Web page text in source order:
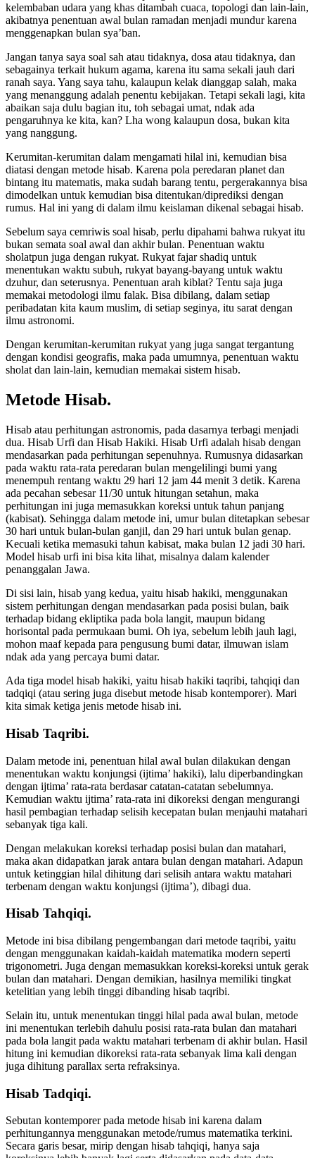
kelembaban udara yang khas ditambah cuaca, topologi dan lain-lain,
akibatnya penentuan awal bulan ramadan menjadi mundur karena
menggenapkan bulan sya’ban.
Jangan tanya saya soal sah atau tidaknya, dosa atau tidaknya, dan
sebagainya terkait hukum agama, karena itu sama sekali jauh dari
ranah saya. Yang saya tahu, kalaupun kelak dianggap salah, maka
yang menanggung adalah penentu kebijakan. Tetapi sekali lagi, kita
abaikan saja dulu bagian itu, toh sebagai umat, ndak ada
pengaruhnya ke kita, kan? Lha wong kalaupun dosa, bukan kita
yang nanggung.
Kerumitan-kerumitan dalam mengamati hilal ini, kemudian bisa
diatasi dengan metode hisab. Karena pola peredaran planet dan
bintang itu matematis, maka sudah barang tentu, pergerakannya bisa
dimodelkan untuk kemudian bisa ditentukan/diprediksi dengan
rumus. Hal ini yang di dalam ilmu keislaman dikenal sebagai hisab.
Sebelum saya cemriwis soal hisab, perlu dipahami bahwa rukyat itu
bukan semata soal awal dan akhir bulan. Penentuan waktu
sholatpun juga dengan rukyat. Rukyat fajar shadiq untuk
menentukan waktu subuh, rukyat bayang-bayang untuk waktu
dzuhur, dan seterusnya. Penentuan arah kiblat? Tentu saja juga
memakai metodologi ilmu falak. Bisa dibilang, dalam setiap
peribadatan kita kaum muslim, di setiap seginya, itu sarat dengan
ilmu astronomi.
Dengan kerumitan-kerumitan rukyat yang juga sangat tergantung
dengan kondisi geografis, maka pada umumnya, penentuan waktu
sholat dan lain-lain, kemudian memakai sistem hisab.
Metode Hisab.
Hisab atau perhitungan astronomis, pada dasarnya terbagi menjadi
dua. Hisab Urfi dan Hisab Hakiki. Hisab Urfi adalah hisab dengan
mendasarkan pada perhitungan sepenuhnya. Rumusnya didasarkan
pada waktu rata-rata peredaran bulan mengelilingi bumi yang
menempuh rentang waktu 29 hari 12 jam 44 menit 3 detik. Karena
ada pecahan sebesar 11/30 untuk hitungan setahun, maka
perhitungan ini juga memasukkan koreksi untuk tahun panjang
(kabisat). Sehingga dalam metode ini, umur bulan ditetapkan sebesar
30 hari untuk bulan-bulan ganjil, dan 29 hari untuk bulan genap.
Kecuali ketika memasuki tahun kabisat, maka bulan 12 jadi 30 hari.
Model hisab urfi ini bisa kita lihat, misalnya dalam kalender
penanggalan Jawa.
Di sisi lain, hisab yang kedua, yaitu hisab hakiki, menggunakan
sistem perhitungan dengan mendasarkan pada posisi bulan, baik
terhadap bidang ekliptika pada bola langit, maupun bidang
horisontal pada permukaan bumi. Oh iya, sebelum lebih jauh lagi,
mohon maaf kepada para pengusung bumi datar, ilmuwan islam
ndak ada yang percaya bumi datar.
Ada tiga model hisab hakiki, yaitu hisab hakiki taqribi, tahqiqi dan
tadqiqi (atau sering juga disebut metode hisab kontemporer). Mari
kita simak ketiga jenis metode hisab ini.
Hisab Taqribi.
Dalam metode ini, penentuan hilal awal bulan dilakukan dengan
menentukan waktu konjungsi (ijtima’ hakiki), lalu diperbandingkan
dengan ijtima’ rata-rata berdasar catatan-catatan sebelumnya.
Kemudian waktu ijtima’ rata-rata ini dikoreksi dengan mengurangi
hasil pembagian terhadap selisih kecepatan bulan menjauhi matahari
sebanyak tiga kali.
Dengan melakukan koreksi terhadap posisi bulan dan matahari,
maka akan didapatkan jarak antara bulan dengan matahari. Adapun
untuk ketinggian hilal dihitung dari selisih antara waktu matahari
terbenam dengan waktu konjungsi (ijtima’), dibagi dua.
Hisab Tahqiqi.
Metode ini bisa dibilang pengembangan dari metode taqribi, yaitu
dengan menggunakan kaidah-kaidah matematika modern seperti
trigonometri. Juga dengan memasukkan koreksi-koreksi untuk gerak
bulan dan matahari. Dengan demikian, hasilnya memiliki tingkat
ketelitian yang lebih tinggi dibanding hisab taqribi.
Selain itu, untuk menentukan tinggi hilal pada awal bulan, metode
ini menentukan terlebih dahulu posisi rata-rata bulan dan matahari
pada bola langit pada waktu matahari terbenam di akhir bulan. Hasil
hitung ini kemudian dikoreksi rata-rata sebanyak lima kali dengan
juga dihitung parallax serta refraksinya.
Hisab Tadqiqi.
Sebutan kontemporer pada metode hisab ini karena dalam
perhitungannya menggunakan metode/rumus matematika terkini.
Secara garis besar, mirip dengan hisab tahqiqi, hanya saja